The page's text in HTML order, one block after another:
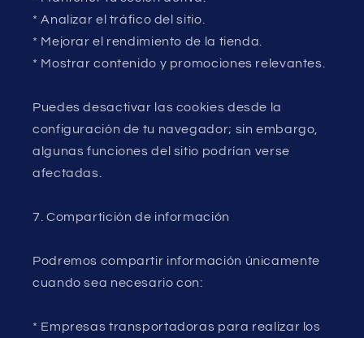
* Analizar el tráfico del sitio.
* Mejorar el rendimiento de la tienda.
* Mostrar contenido y promociones relevantes.
Puedes desactivar las cookies desde la
configuración de tu navegador; sin embargo,
algunas funciones del sitio podrían verse
afectadas.
7. Compartición de información
Podremos compartir información únicamente
cuando sea necesario con:
* Empresas transportadoras para realizar los